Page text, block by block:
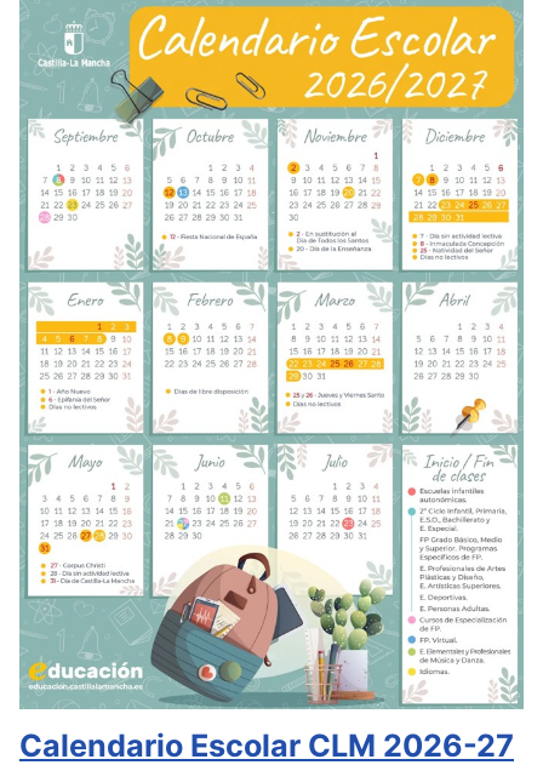
Calendario Escolar CLM 2026-27